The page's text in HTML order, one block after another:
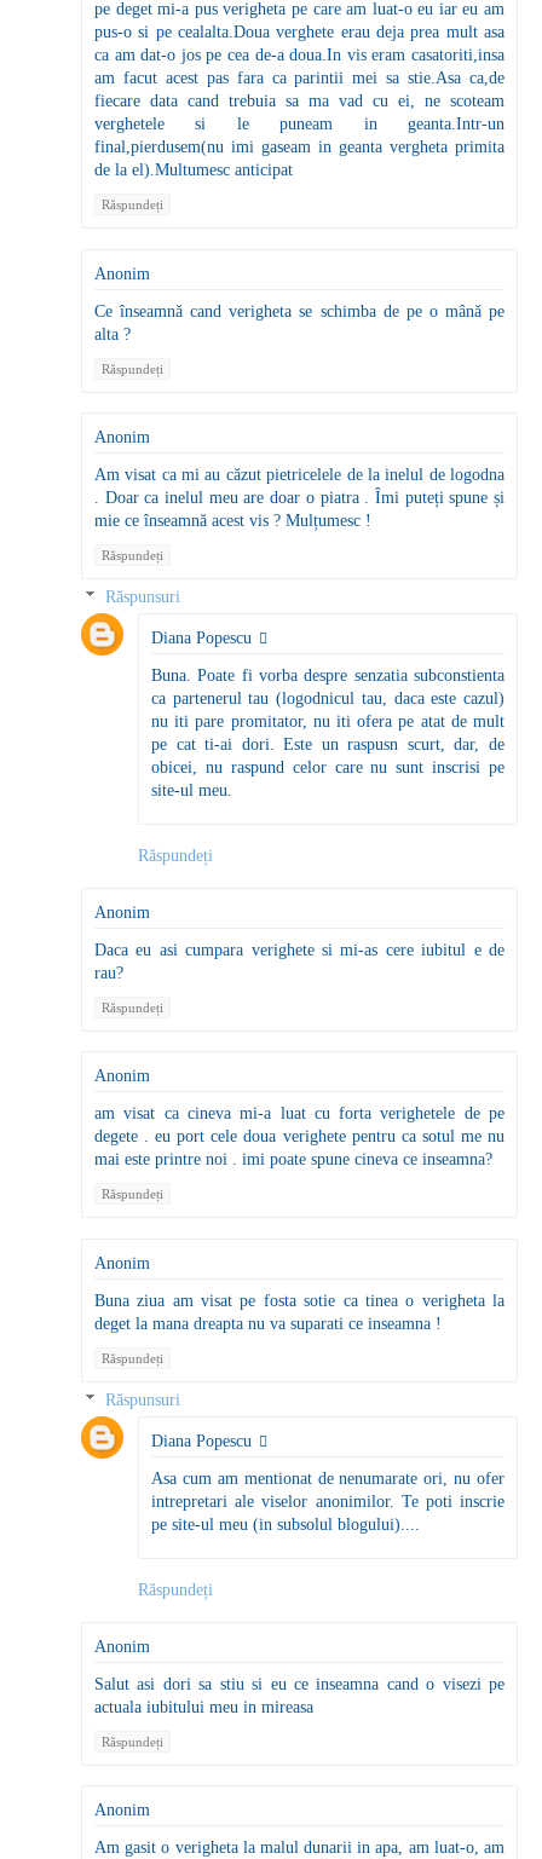
pe deget mi-a pus verigheta pe care am luat-o eu iar eu am
pus-o si pe cealalta.Doua verghete erau deja prea mult asa
ca am dat-o jos pe cea de-a doua.In vis eram casatoriti,insa
am facut acest pas fara ca parintii mei sa stie.Asa ca,de
fiecare data cand trebuia sa ma vad cu ei, ne scoteam
verghetele si le puneam in geanta.Intr-un
final,pierdusem(nu imi gaseam in geanta vergheta primita
de la el).Multumesc anticipat
Răspundeți
Anonim
Ce înseamnă cand verigheta se schimba de pe o mână pe
alta ?
Răspundeți
Anonim
Am visat ca mi au căzut pietricelele de la inelul de logodna
. Doar ca inelul meu are doar o piatra . Îmi puteți spune și
mie ce înseamnă acest vis ? Mulțumesc !
Răspundeți
Răspunsuri
Diana Popescu
Buna. Poate fi vorba despre senzatia subconstienta
ca partenerul tau (logodnicul tau, daca este cazul)
nu iti pare promitator, nu iti ofera pe atat de mult
pe cat ti-ai dori. Este un raspusn scurt, dar, de
obicei, nu raspund celor care nu sunt inscrisi pe
site-ul meu.
Răspundeți
Anonim
Daca eu asi cumpara verighete si mi-as cere iubitul e de
rau?
Răspundeți
Anonim
am visat ca cineva mi-a luat cu forta verighetele de pe
degete . eu port cele doua verighete pentru ca sotul me nu
mai este printre noi . imi poate spune cineva ce inseamna?
Răspundeți
Anonim
Buna ziua am visat pe fosta sotie ca tinea o verigheta la
deget la mana dreapta nu va suparati ce inseamna !
Răspundeți
Răspunsuri
Diana Popescu
Asa cum am mentionat de nenumarate ori, nu ofer
intrepretari ale viselor anonimilor. Te poti inscrie
pe site-ul meu (in subsolul blogului)....
Răspundeți
Anonim
Salut asi dori sa stiu si eu ce inseamna cand o visezi pe
actuala iubitului meu in mireasa
Răspundeți
Anonim
Am gasit o verigheta la malul dunarii in apa, am luat-o, am